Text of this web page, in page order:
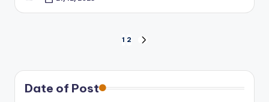
pagination
1 2
Date of Post